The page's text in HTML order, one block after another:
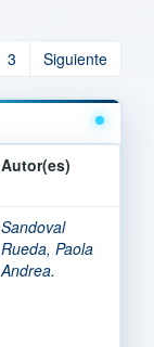
3 Siguiente
Autor(es)
Sandoval
Rueda, Paola
Andrea.